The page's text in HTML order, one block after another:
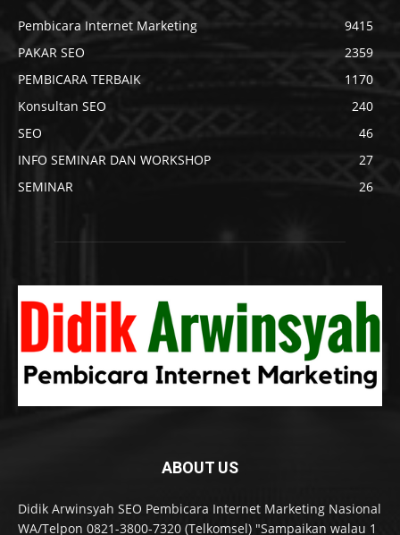
Pembicara Internet Marketing
9415
PAKAR SEO
2359
PEMBICARA TERBAIK
1170
Konsultan SEO
240
SEO
46
INFO SEMINAR DAN WORKSHOP
27
SEMINAR
26
ABOUT US
Didik Arwinsyah SEO Pembicara Internet Marketing Nasional
WA/Telpon 0821-3800-7320 (Telkomsel) "Sampaikan walau 1